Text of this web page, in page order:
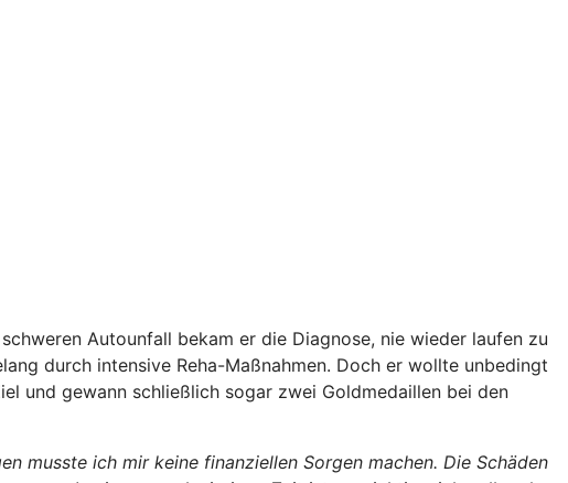
Autounfall bekam er die Diagnose, nie wieder laufen zu
durch intensive Reha-Maßnahmen. Doch er wollte unbedingt
und gewann schließlich sogar zwei Goldmedaillen bei den
musste ich mir keine finanziellen Sorgen machen. Die Schäden